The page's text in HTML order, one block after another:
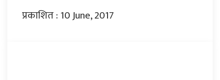
प्रकाशित : 10 June, 2017